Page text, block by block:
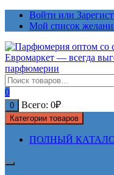
ПерейтиВойти или
Мой список
0
0 Всего: 0₽
Категории товаров
ПОЛНЫЙ КАТАЛОГ